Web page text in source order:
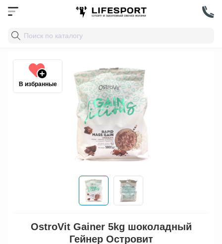
В избранные
OstroVit Gainer 5kg шоколадный
Гейнер Островит